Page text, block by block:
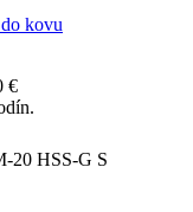
kovu
€